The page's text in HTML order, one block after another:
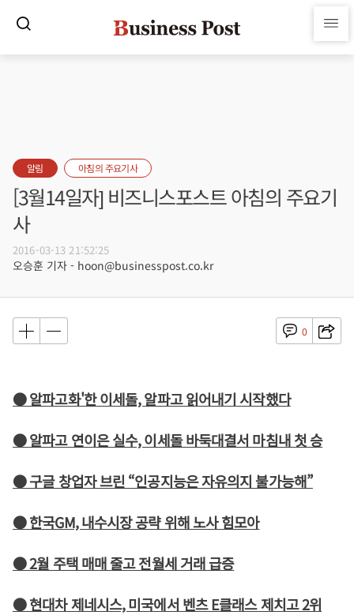
알림 아침의 주요기사
[3월14일자] 비즈니스포스트 아침의 주요기
사
2016-03-13 21:52:25
오승훈 기자 - hoon@businesspost.co.kr
0
● 알파고화'한 이세돌, 알파고 읽어내기 시작했다
● 알파고 연이은 실수, 이세돌 바둑대결서 마침내 첫 승
● 구글 창업자 브린 “인공지능은 자유의지 불가능해”
● 한국GM, 내수시장 공략 위해 노사 힘모아
● 2월 주택 매매 줄고 전월세 거래 급증
● 현대차 제네시스, 미국에서 벤츠 E클래스 제치고 2위